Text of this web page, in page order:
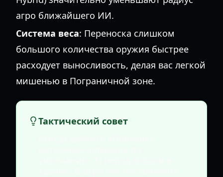
агро ближайшего ИИ.
Система веса: Переноска слишком
большого количества оружия быстрее
расходует выносливость, делая вас легкой
мишенью в Пограничной зоне.
Тактический совет